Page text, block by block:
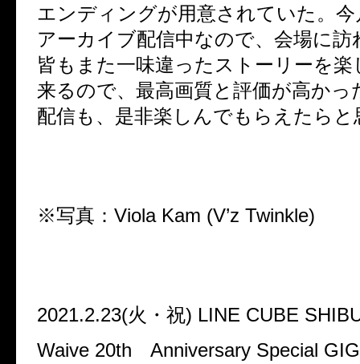
エンディングが用意されていた。
アーカイブ配信中なので、会場に
皆もまた一味違ったストーリーを
来るので、最高画質と評価が高かっ
配信も、是非楽しんでもらえたらと
※写真： Viola Kam (V’z Twinkle)
2021.2.23(火・祝) LINE CUBE
Waive 20th
Anniversary Special GIG